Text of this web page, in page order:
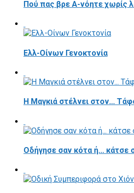
Πού πας βρε Α-νόητε χωρίς
Ελλ-Οίνων Γενοκτονία
H Μαγκιά στέλνει στον...
Οδήγησε σαν κότα ή... κάτσε